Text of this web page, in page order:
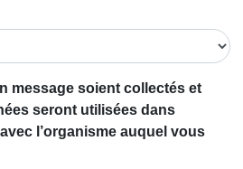
message soient collectés et
seront utilisées dans
l’organisme auquel vous